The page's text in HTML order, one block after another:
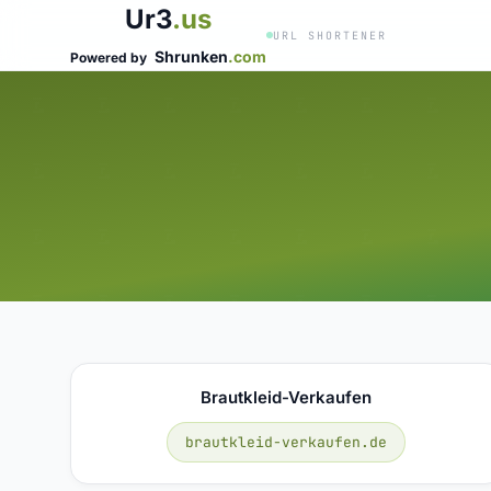
Ur3.us
Powered by Shrunken.com
URL SHORTENER
Brautkleid-Verkaufen
brautkleid-verkaufen.de